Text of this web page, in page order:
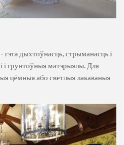
- гэта дыхтоўнасць, стрыманасць і
і грунтоўныя матэрыялы. Для
цёмныя або светлыя лакаваныя